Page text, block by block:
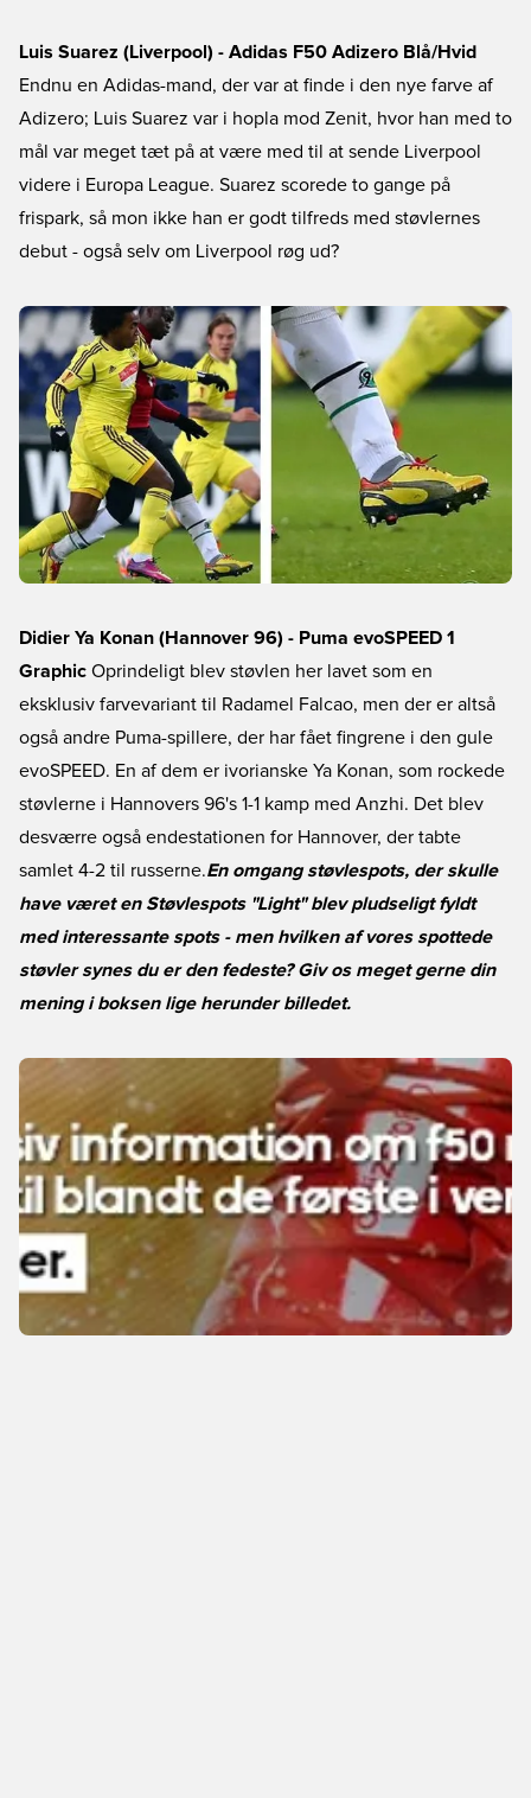
Luis Suarez (Liverpool) - Adidas F50 Adizero Blå/Hvid
Endnu en Adidas-mand, der var at finde i den nye farve af
Adizero; Luis Suarez var i hopla mod Zenit, hvor han med to
mål var meget tæt på at være med til at sende Liverpool
videre i Europa League. Suarez scorede to gange på
frispark, så mon ikke han er godt tilfreds med støvlernes
debut - også selv om Liverpool røg ud?
Didier Ya Konan (Hannover 96) - Puma evoSPEED 1
Graphic Oprindeligt blev støvlen her lavet som en
eksklusiv farvevariant til Radamel Falcao, men der er altså
også andre Puma-spillere, der har fået fingrene i den gule
evoSPEED. En af dem er ivorianske Ya Konan, som rockede
støvlerne i Hannovers 96's 1-1 kamp med Anzhi. Det blev
desværre også endestationen for Hannover, der tabte
samlet 4-2 til russerne.En omgang støvlespots, der skulle
have været en Støvlespots "Light" blev pludseligt fyldt
med interessante spots - men hvilken af vores spottede
støvler synes du er den fedeste? Giv os meget gerne din
mening i boksen lige herunder billedet.